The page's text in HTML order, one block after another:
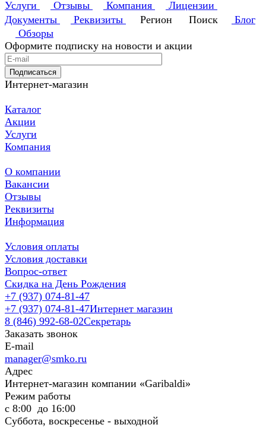
Услуги Отзывы Компания
Лицензии
Документы
Реквизиты Регион Поиск
Блог
Обзоры
Оформите подписку на новости и акции
Подписаться
Интернет-магазин
Каталог
Акции
Услуги
Компания
О компании
Вакансии
Отзывы
Реквизиты
Информация
Условия оплаты
Условия доставки
Вопрос-ответ
Скидка на День Рождения
+7 (937) 074-81-47
+7 (937) 074-81-47Интернет магазин
8 (846) 992-68-02Секретарь
Заказать звонок
E-mail
manager@smko.ru
Адрес
Интернет-магазин компании «Garibaldi»
Режим работы
с 8:00 до 16:00
Суббота, воскресенье - выходной